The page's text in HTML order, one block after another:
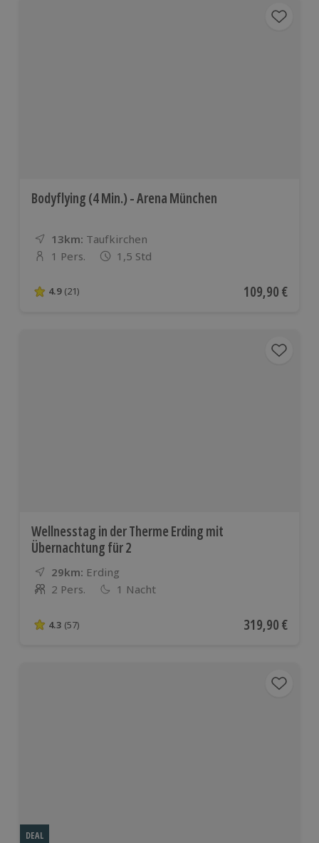
Bodyflying (4 Min.) - Arena München
13km: Entfernung
Standort
Taufkirchen
Anzahl der Teilnehmer
1 Pers. 1,5 Std
4.9 von 5 Sternen basierend auf 21 Bewertungen
4.9 (21) Aktueller Preis
109,90 €
Wellnesstag in der Therme Erding mit
Übernachtung für 2
29km: Entfernung
Standort
Erding
Anzahl der Teilnehmer
2 Pers. 1 Nacht
4.3 von 5 Sternen basierend auf 57 Bewertungen
4.3 (57) Aktueller Preis
319,90 €
DEAL